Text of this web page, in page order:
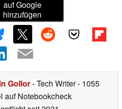
auf Google
hinzufügen
Gollor- Tech Writer- 1055
auf Notebookcheck